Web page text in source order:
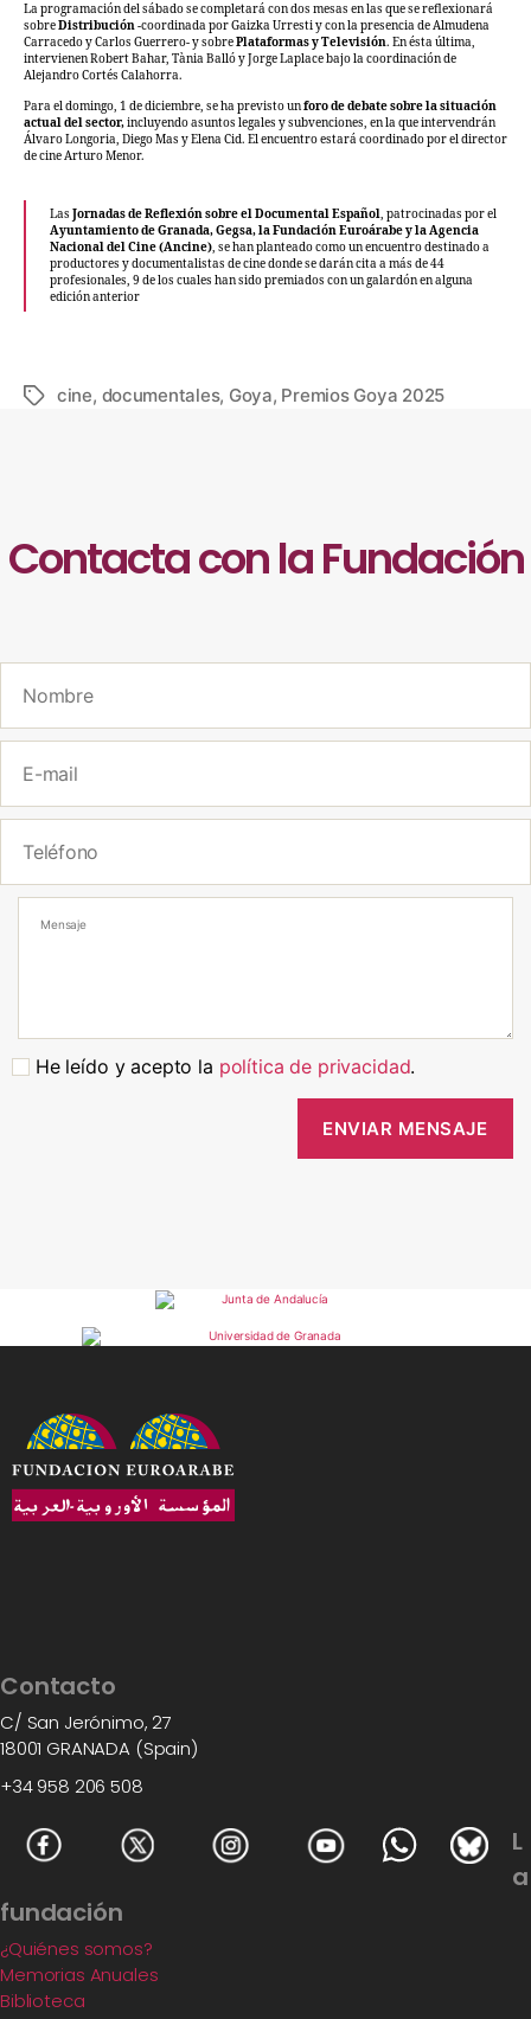
La programación del sábado se completará con dos mesas en las que se reflexionará
sobreDistribución-coordinada por Gaizka Urresti y con la presencia de Almudena
Carracedo y Carlos Guerrero- y sobrePlataformas y Televisión. En ésta última,
intervienen Robert Bahar, Tània Balló y Jorge Laplace bajo la coordinación de
Alejandro Cortés Calahorra.
Para el domingo, 1 de diciembre, se ha previsto unforo de debate sobre la situación
actual del sector,incluyendo asuntos legales y subvenciones, en la que intervendrán
Álvaro Longoria, Diego Mas y Elena Cid. El encuentro estará coordinado por el director
de cine Arturo Menor.
Las Jornadas de Reflexión sobre el Documental Español, patrocinadas por el
Ayuntamiento de Granada, Gegsa, la Fundación Euroárabe y la Agencia
Nacional del Cine (Ancine), se han planteado como un encuentro destinado a
productores y documentalistas de cine donde se darán cita a más de 44
profesionales, 9 de los cuales han sido premiados con un galardón en alguna
edición anterior
Etiquetas
cine, documentales, Goya, Premios Goya 2025
Contacta con la Fundación
He leído y acepto la política de privacidad.
Contacto
C/ San Jerónimo, 27
18001 GRANADA (Spain)
+34 958 206 508
L
a
fundación
¿Quiénes somos?
Memorias Anuales
Biblioteca